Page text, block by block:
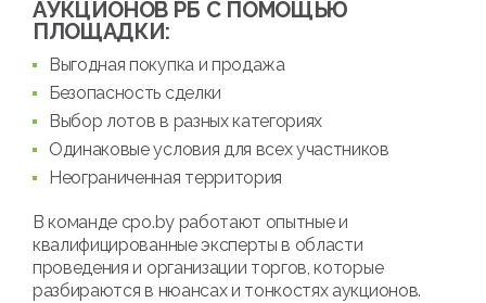
АУКЦИОНОВ РБ С ПОМОЩЬЮ
ПЛОЩАДКИ:
Выгодная покупка и продажа
Безопасность сделки
Выбор лотов в разных категориях
Одинаковые условия для всех участников
Неограниченная территория
В команде cpo.by работают опытные и
квалифицированные эксперты в области
проведения и организации торгов, которые
разбираются в нюансах и тонкостях аукционов.